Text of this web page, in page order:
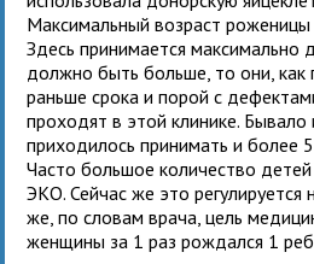
Максимальный возраст роженицы
Здесь принимается максимально
должно быть больше, то они, как
раньше срока и порой с
проходят в этой клинике.
приходилось принимать и более
Часто большое количество детей
ЭКО. Сейчас же это регулируется
же, по словам врача, цель
женщины за 1 раз рождался 1